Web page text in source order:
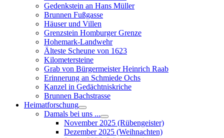
Gedenkstein an Hans Müller
Brunnen Fußgasse
Häuser und Villen
Grenzstein Homburger Grenze
Hohemark-Landwehr
Älteste Scheune von 1623
Kilometersteine
Grab von Bürgermeister Heinrich Raab
Erinnerung an Schmiede Ochs
Kanzel in Gedächtniskriche
Brunnen Bachstrasse
Heimatforschung
Damals bei uns ...
November 2025 (Rübengeister)
Dezember 2025 (Weihnachten)